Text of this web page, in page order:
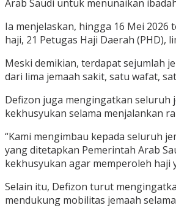
Arab Saudi untuk menunaikan
Ia menjelaskan, hingga 16 Mei 2026
haji, 21 Petugas Haji Daerah (PHD),
Meski demikian, terdapat sejumlah
dari lima jemaah sakit, satu wafat,
Defizon juga mengingatkan seluruh
kekhusyukan selama menjalankan
“Kami mengimbau kepada seluruh
yang ditetapkan Pemerintah Arab
kekhusyukan agar memperoleh haji
Selain itu, Defizon turut
mendukung mobilitas jemaah